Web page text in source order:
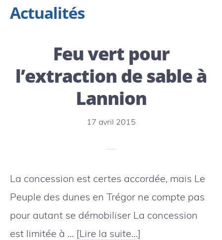
mind!
Actualités
Feu vert pour
l’extraction de sable à
Lannion
17 avril 2015
La concession est certes accordée, mais Le
Peuple des dunes en Trégor ne compte pas
pour autant se démobiliser La concession
est limitée à … [Lire la suite…]